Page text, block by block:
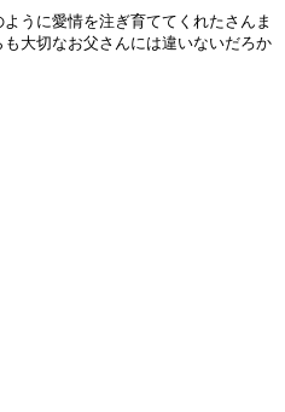
うに愛情を注ぎ育ててくれたさんま
大切なお父さんには違いないだろか